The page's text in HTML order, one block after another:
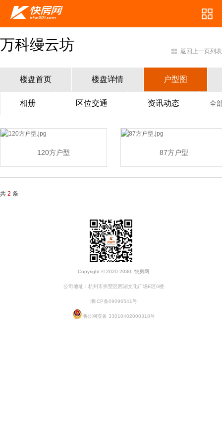
万科缦云坊 返回上一页列表
楼盘首页 楼盘详情 户型图
相册 区位交通 资讯动态 全
120方户型 87方户型
共 2 条
Copyright © 2020-2030. 快房网
公司地址：杭州市拱墅区西湖文化广场E区6楼
浙ICP备09096541号
浙公网安备 33010402000318号